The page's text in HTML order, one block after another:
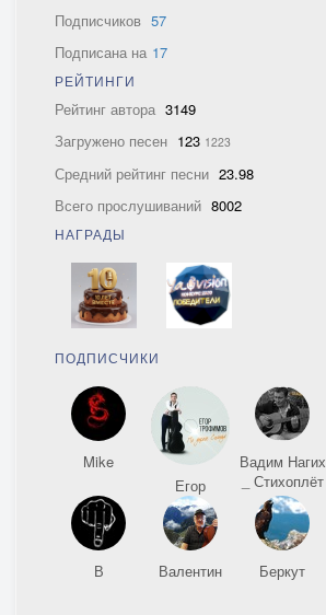
Подписчиков 57
Подписана на 17
РЕЙТИНГИ
Рейтинг автора 3149
Загружено песен 123 1223
Средний рейтинг песни 23.98
Всего прослушиваний 8002
НАГРАДЫ
ПОДПИСЧИКИ
Mike
Егор
Вадим Нагих
_ Стихоплёт
В Валентин Беркут